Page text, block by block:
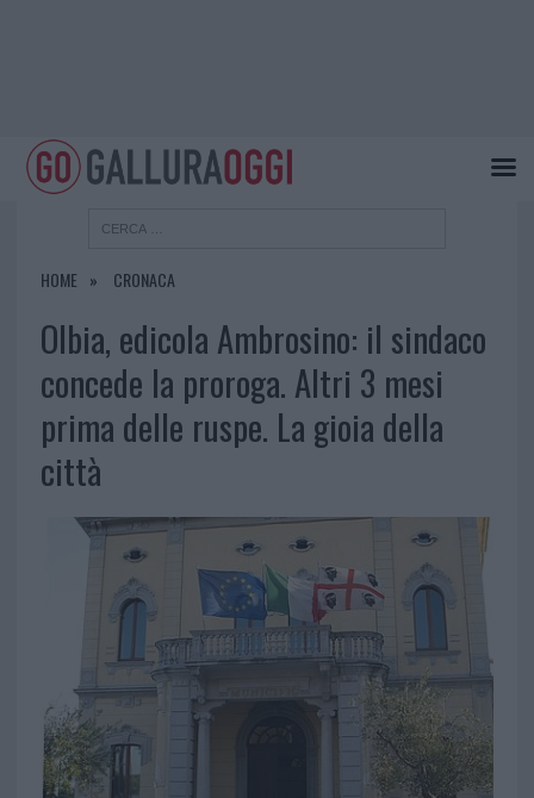
HOME CRONACA
Olbia, edicola Ambrosino: il sindaco
concede la proroga. Altri 3 mesi
prima delle ruspe. La gioia della
città